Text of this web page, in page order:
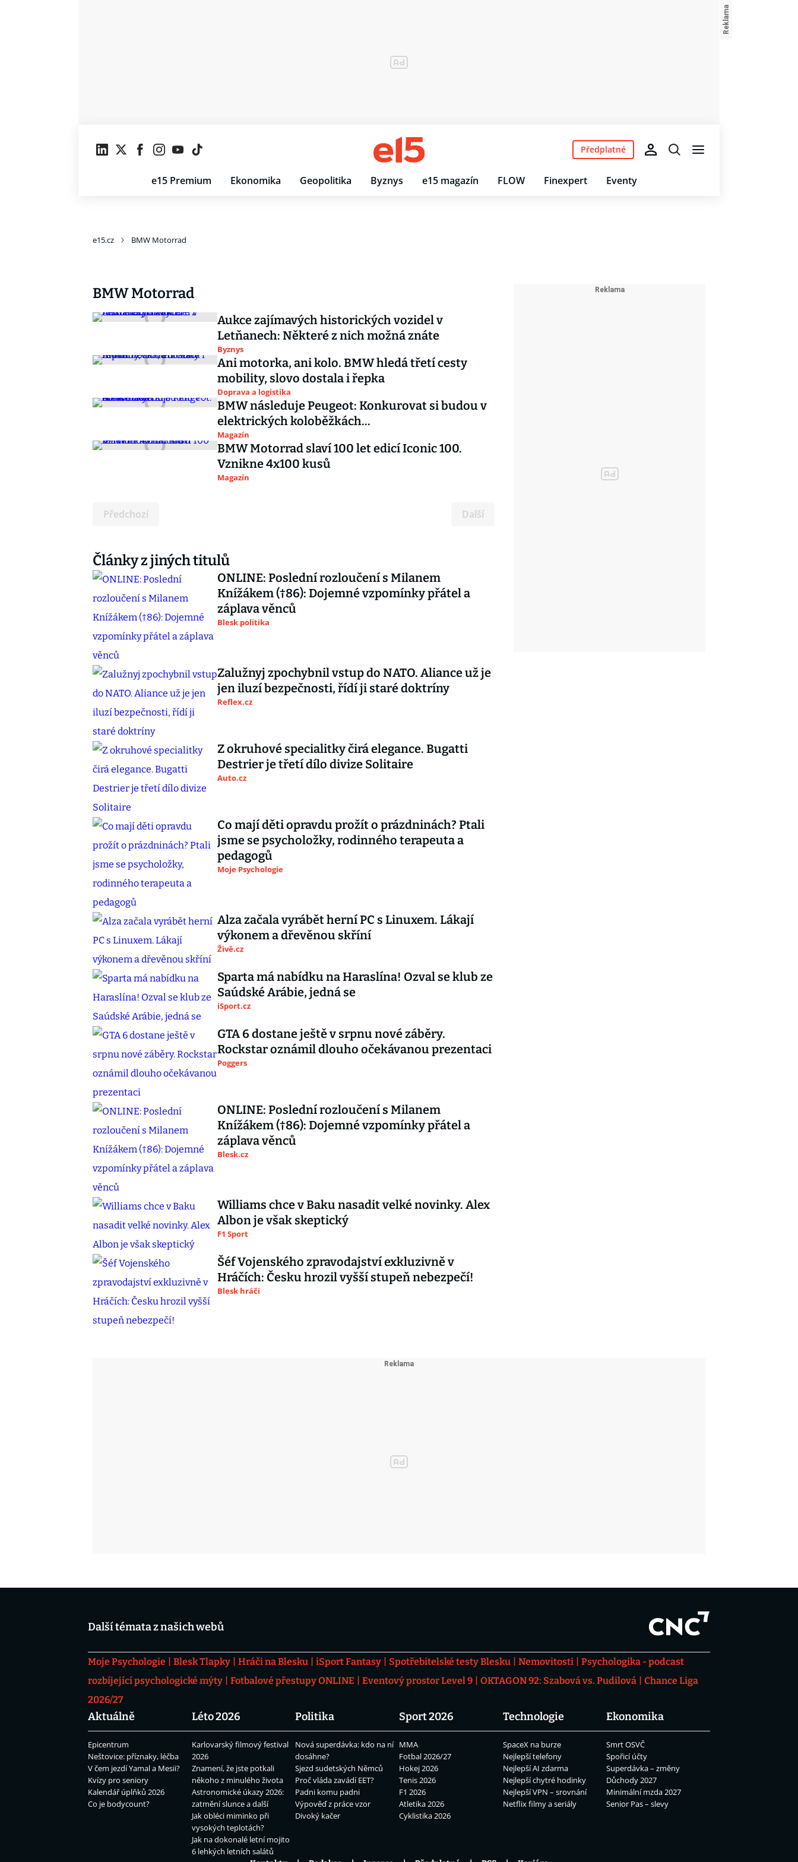
e15 Premium Ekonomika Geopolitika Byznys e15 magazín FLOW Finexpert Eventy
Předplatné
e15.cz BMW Motorrad
BMW Motorrad
Aukce zajímavých historických vozidel v
Letňanech: Některé z nich možná znáte
Byznys
Ani motorka, ani kolo. BMW hledá třetí cesty
mobility, slovo dostala i řepka
Doprava a logistika
BMW následuje Peugeot: Konkurovat si budou v
elektrických koloběžkách...
Magazín
BMW Motorrad slaví 100 let edicí Iconic 100.
Vznikne 4x100 kusů
Magazín
Předchozí Další
Články z jiných titulů
ONLINE: Poslední rozloučení s Milanem
Knížákem (†86): Dojemné vzpomínky přátel a
záplava věnců
Blesk politika
Zalužnyj zpochybnil vstup do NATO. Aliance už je
jen iluzí bezpečnosti, řídí ji staré doktríny
Reflex.cz
Z okruhové specialitky čirá elegance. Bugatti
Destrier je třetí dílo divize Solitaire
Auto.cz
Co mají děti opravdu prožít o prázdninách? Ptali
jsme se psycholožky, rodinného terapeuta a
pedagogů
Moje Psychologie
Alza začala vyrábět herní PC s Linuxem. Lákají
výkonem a dřevěnou skříní
Živě.cz
Sparta má nabídku na Haraslína! Ozval se klub ze
Saúdské Arábie, jedná se
iSport.cz
GTA 6 dostane ještě v srpnu nové záběry.
Rockstar oznámil dlouho očekávanou prezentaci
Poggers
ONLINE: Poslední rozloučení s Milanem
Knížákem (†86): Dojemné vzpomínky přátel a
záplava věnců
Blesk.cz
Williams chce v Baku nasadit velké novinky. Alex
Albon je však skeptický
F1 Sport
Šéf Vojenského zpravodajství exkluzivně v
Hráčích: Česku hrozil vyšší stupeň nebezpečí!
Blesk hráči
Další témata z našich webů
Moje Psychologie Blesk Tlapky Hráči na Blesku iSport Fantasy Spotřebitelské testy Blesku Nemovitosti
Psychologika - podcast
rozbíjející psychologické mýty
Fotbalové přestupy ONLINE Eventový prostor Level 9 OKTAGON 92: Szabová vs. Pudilová
Chance Liga
2026/27
Aktuálně
Epicentrum
Neštovice: příznaky, léčba
V čem jezdí Yamal a Mesii?
Kvízy pro seniory
Kalendář úplňků 2026
Co je bodycount?
Léto 2026
Karlovarský filmový festival
2026
Znamení, že jste potkali
někoho z minulého života
Astronomické úkazy 2026:
zatmění slunce a další
Jak obléci miminko při
vysokých teplotách?
Jak na dokonalé letní mojito
6 lehkých letních salátů
Politika
Nová superdávka: kdo na ní
dosáhne?
Sjezd sudetských Němců
Proč vláda zavádí EET?
Padni komu padni
Výpověď z práce vzor
Divoký kačer
Sport 2026
MMA
Fotbal 2026/27
Hokej 2026
Tenis 2026
F1 2026
Atletika 2026
Cyklistika 2026
Technologie
SpaceX na burze
Nejlepší telefony
Nejlepší AI zdarma
Nejlepší chytré hodinky
Nejlepší VPN – srovnání
Netflix filmy a seriály
Ekonomika
Smrt OSVČ
Spořicí účty
Superdávka – změny
Důchody 2027
Minimální mzda 2027
Senior Pas – slevy